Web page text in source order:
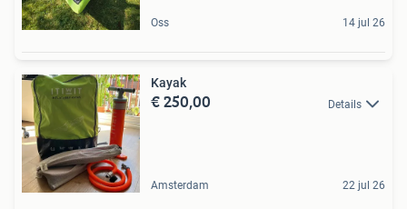
Oss 14 jul 26
Kayak
€ 250,00 Details
Amsterdam 22 jul 26